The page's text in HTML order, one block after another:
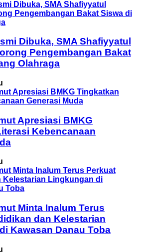
Dibuka, SMA Shafiyyatul
Pengembangan Bakat
Olahraga
Apresiasi BMKG
Kebencanaan
Minta Inalum Terus
dan Kelestarian
Kawasan Danau Toba